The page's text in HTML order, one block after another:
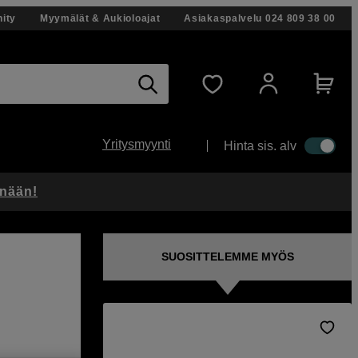
Myymälät & Aukioloajat Asiakaspalvelu 024 809 38 00
Yritysmyynti Hinta sis. alv
SUOSITTELEMME MYÖS